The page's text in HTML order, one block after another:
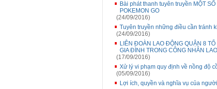
Bài phát thanh tuyên truyền MỘT
POKEMON GO
(24/09/2016)
Tuyên truyền những điều cần tránh
(24/09/2016)
LIÊN ĐOÀN LAO ĐỘNG QUẬN 8
GIA ĐÌNH TRONG CÔNG NHÂN
(17/09/2016)
Xử lý vi phạm quy định về nồng độ
(05/09/2016)
Lợi ích, quyền và nghĩa vụ của